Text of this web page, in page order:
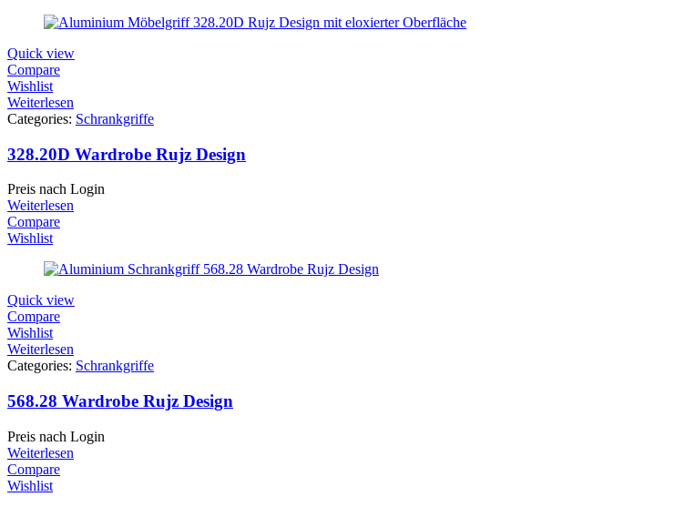
Quick view
Compare
Wishlist
Weiterlesen
Categories: Schrankgriffe
328.20D Wardrobe Rujz Design
Preis nach Login
Weiterlesen
Compare
Wishlist
Quick view
Compare
Wishlist
Weiterlesen
Categories: Schrankgriffe
568.28 Wardrobe Rujz Design
Preis nach Login
Weiterlesen
Compare
Wishlist